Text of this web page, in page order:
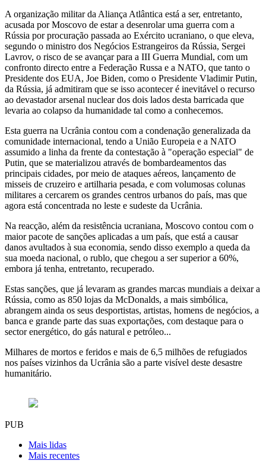
A organização militar da Aliança Atlântica está a ser, entretanto,
acusada por Moscovo de estar a desenrolar uma guerra com a
Rússia por procuração passada ao Exército ucraniano, o que eleva,
segundo o ministro dos Negócios Estrangeiros da Rússia, Sergei
Lavrov, o risco de se avançar para a III Guerra Mundial, com um
confronto directo entre a Federação Russa e a NATO, que tanto o
Presidente dos EUA, Joe Biden, como o Presidente Vladimir Putin,
da Rússia, já admitiram que se isso acontecer é inevitável o recurso
ao devastador arsenal nuclear dos dois lados desta barricada que
levaria ao colapso da humanidade tal como a conhecemos.
Esta guerra na Ucrânia contou com a condenação generalizada da
comunidade internacional, tendo a União Europeia e a NATO
assumido a linha da frente da contestação à "operação especial" de
Putin, que se materializou através de bombardeamentos das
principais cidades, por meio de ataques aéreos, lançamento de
misseis de cruzeiro e artilharia pesada, e com volumosas colunas
militares a cercarem os grandes centros urbanos do país, mas que
agora está concentrada no leste e sudeste da Ucrânia.
Na reacção, além da resistência ucraniana, Moscovo contou com o
maior pacote de sanções aplicadas a um país, que está a causar
danos avultados à sua economia, sendo disso exemplo a queda da
sua moeda nacional, o rublo, que chegou a ser superior a 60%,
embora já tenha, entretanto, recuperado.
Estas sanções, que já levaram as grandes marcas mundiais a deixar a
Rússia, como as 850 lojas da McDonalds, a mais simbólica,
abrangem ainda os seus desportistas, artistas, homens de negócios, a
banca e grande parte das suas exportações, com destaque para o
sector energético, do gás natural e petróleo...
Milhares de mortos e feridos e mais de 6,5 milhões de refugiados
nos países vizinhos da Ucrânia são a parte visível deste desastre
humanitário.
PUB
Mais lidas
Mais recentes